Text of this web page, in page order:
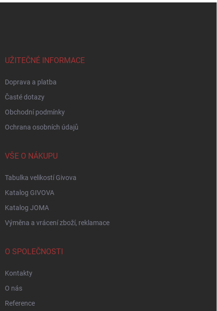
UŽITEČNÉ INFORMACE
Doprava a platba
Časté dotazy
Obchodní podmínky
Ochrana osobních údajů
VŠE O NÁKUPU
Tabulka velikostí Givova
Katalog GIVOVA
Katalog JOMA
Výměna a vrácení zboží, reklamace
O SPOLEČNOSTI
Kontakty
O nás
Reference